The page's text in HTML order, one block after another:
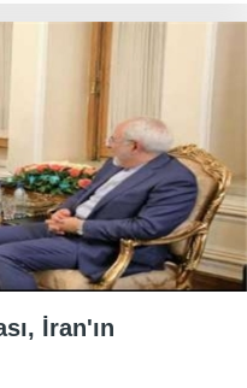
İran'ın